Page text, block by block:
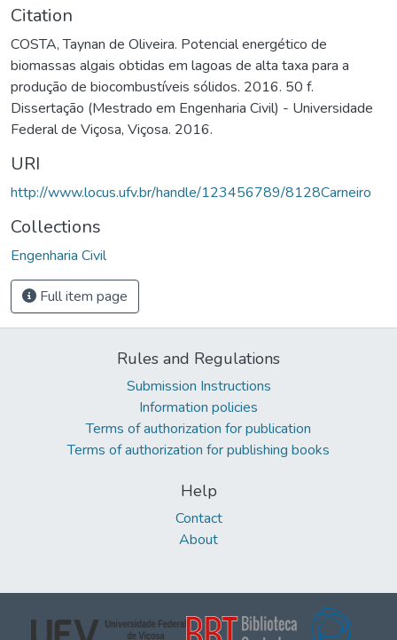
Citation
COSTA, Taynan de Oliveira. Potencial energético de
biomassas algais obtidas em lagoas de alta taxa para a
produção de biocombustíveis sólidos. 2016. 50 f.
Dissertação (Mestrado em Engenharia Civil) - Universidade
Federal de Viçosa, Viçosa. 2016.
URI
http://www.locus.ufv.br/handle/123456789/8128Carneiro
Collections
Engenharia Civil
Full item page
Rules and Regulations
Submission Instructions
Information policies
Terms of authorization for publication
Terms of authorization for publishing books
Help
Contact
About